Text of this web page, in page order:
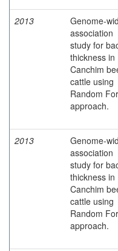
2013
Genome-
association
study for
thickness in
Canchim
cattle using
Random
approach.
2013
Genome-
association
study for
thickness in
Canchim
cattle using
Random
approach.